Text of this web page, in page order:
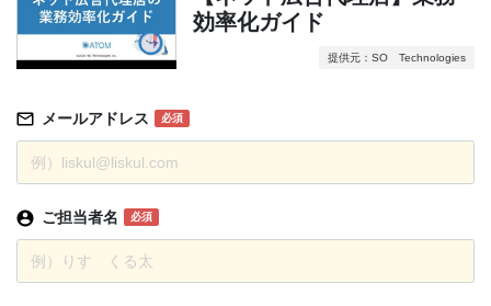
効率化ガイド
提供元：SO Technologies
メールアドレス 必須
ご担当者名 必須